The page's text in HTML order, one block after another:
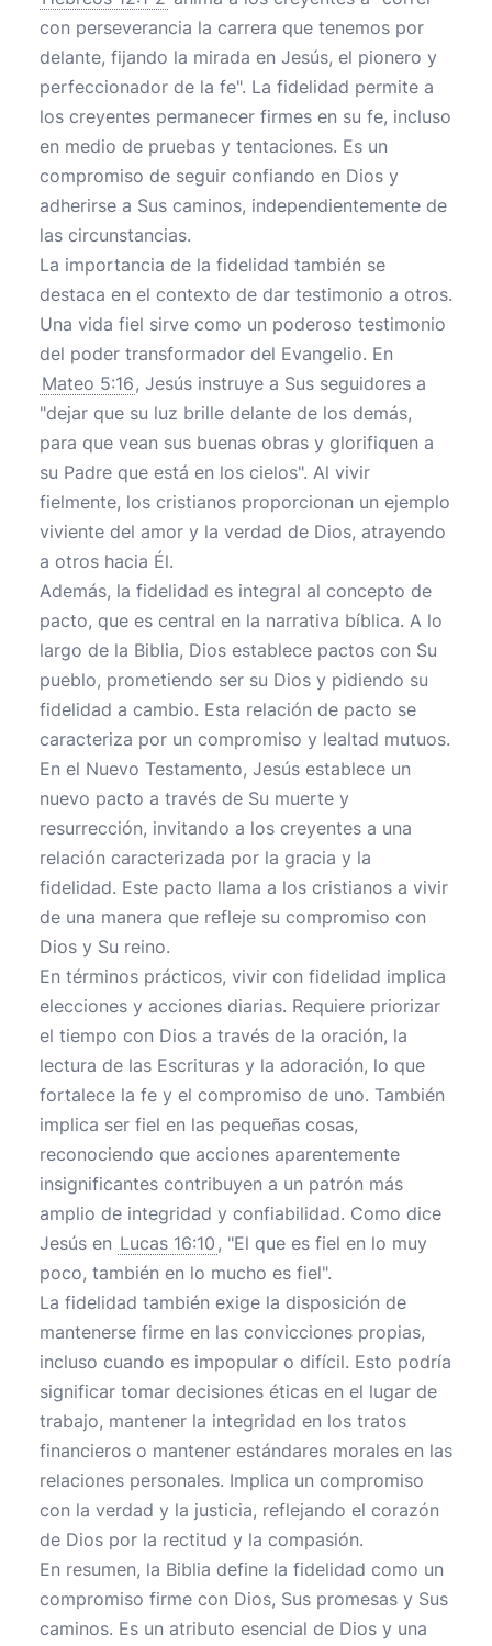
con perseverancia la carrera que tenemos por
delante, fijando la mirada en Jesús, el pionero y
perfeccionador de la fe". La fidelidad permite a
los creyentes permanecer firmes en su fe, incluso
en medio de pruebas y tentaciones. Es un
compromiso de seguir confiando en Dios y
adherirse a Sus caminos, independientemente de
las circunstancias.
La importancia de la fidelidad también se
destaca en el contexto de dar testimonio a otros.
Una vida fiel sirve como un poderoso testimonio
del poder transformador del Evangelio. En
Mateo 5:16, Jesús instruye a Sus seguidores a
"dejar que su luz brille delante de los demás,
para que vean sus buenas obras y glorifiquen a
su Padre que está en los cielos". Al vivir
fielmente, los cristianos proporcionan un ejemplo
viviente del amor y la verdad de Dios, atrayendo
a otros hacia Él.
Además, la fidelidad es integral al concepto de
pacto, que es central en la narrativa bíblica. A lo
largo de la Biblia, Dios establece pactos con Su
pueblo, prometiendo ser su Dios y pidiendo su
fidelidad a cambio. Esta relación de pacto se
caracteriza por un compromiso y lealtad mutuos.
En el Nuevo Testamento, Jesús establece un
nuevo pacto a través de Su muerte y
resurrección, invitando a los creyentes a una
relación caracterizada por la gracia y la
fidelidad. Este pacto llama a los cristianos a vivir
de una manera que refleje su compromiso con
Dios y Su reino.
En términos prácticos, vivir con fidelidad implica
elecciones y acciones diarias. Requiere priorizar
el tiempo con Dios a través de la oración, la
lectura de las Escrituras y la adoración, lo que
fortalece la fe y el compromiso de uno. También
implica ser fiel en las pequeñas cosas,
reconociendo que acciones aparentemente
insignificantes contribuyen a un patrón más
amplio de integridad y confiabilidad. Como dice
Jesús en Lucas 16:10 , "El que es fiel en lo muy
poco, también en lo mucho es fiel".
La fidelidad también exige la disposición de
mantenerse firme en las convicciones propias,
incluso cuando es impopular o difícil. Esto podría
significar tomar decisiones éticas en el lugar de
trabajo, mantener la integridad en los tratos
financieros o mantener estándares morales en las
relaciones personales. Implica un compromiso
con la verdad y la justicia, reflejando el corazón
de Dios por la rectitud y la compasión.
En resumen, la Biblia define la fidelidad como un
compromiso firme con Dios, Sus promesas y Sus
caminos. Es un atributo esencial de Dios y una